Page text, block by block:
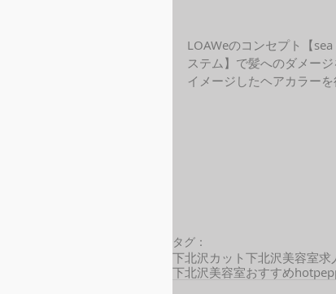
LOAWeのコンセプト【
ステム】で髪へのダメー
イメージしたヘアカラー
タグ：
下北沢カット 下北沢美容室求
下北沢美容室おすすめ